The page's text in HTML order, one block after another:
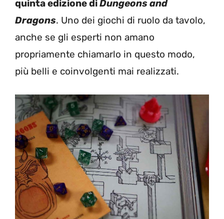
quinta edizione diDungeons and
Dragons. Uno dei giochi di ruolo da tavolo,
anche se gli esperti non amano
propriamente chiamarlo in questo modo,
più belli e coinvolgenti mai realizzati.